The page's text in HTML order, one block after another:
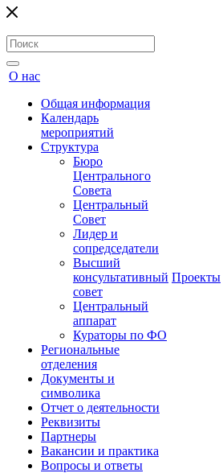
О нас
Общая информация
Календарь
мероприятий
Структура
Бюро
Центрального
Совета
Центральный
Совет
Лидер и
сопредседатели
Высший
консультативный
совет
Центральный
аппарат
Кураторы по ФО
Региональные
отделения
Документы и
символика
Отчет о деятельности
Реквизиты
Партнеры
Вакансии и практика
Вопросы и ответы
Проекты